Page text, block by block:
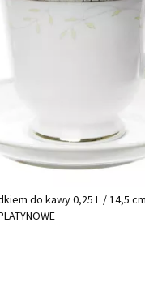
do kawy 0,25 L / 14,5